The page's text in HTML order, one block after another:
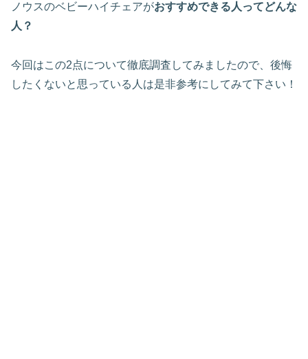
ノウスのベビーハイチェアがおすすめできる人ってどんな
人？
今回はこの2点について徹底調査してみましたので、後悔
したくないと思っている人は是非参考にしてみて下さい！